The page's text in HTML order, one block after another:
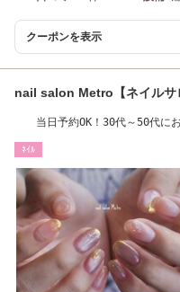
クーポンを表示
nail salon Metro【ネイルサ
当日予約OK！30代～50代に
ﾈｲﾙ